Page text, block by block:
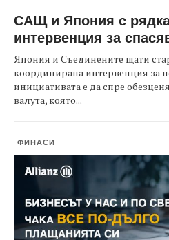
САЩ и Япония с
интервенция за
Япония и Съединените щати
координирана интервенция за
инициативата е да спре
валута, която...
ФИНАСИ